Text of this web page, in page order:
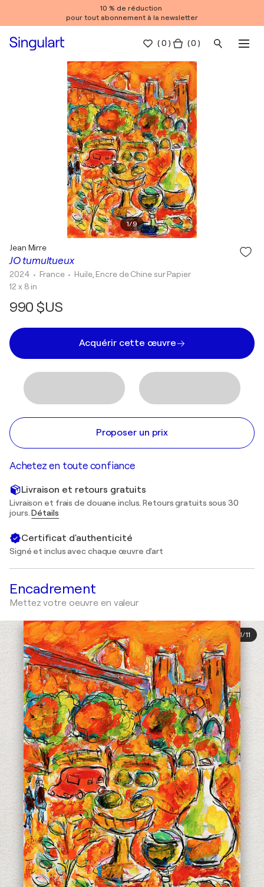
10 % de réduction
pour tout abonnement à la newsletter
(0 ) ( 0 )
1/9
JO tumultueux
Jean Mirre
2024 • France • Huile, Encre de Chine sur Papier
12 x 8 in
990 $US
Acquérir cette œuvre
Proposer un prix
Achetez en toute confiance
Livraison et retours gratuits
Livraison et frais de douane inclus. Retours gratuits sous 30
jours.Détails
Certificat d'authenticité
Signé et inclus avec chaque œuvre d'art
Encadrement
Mettez votre oeuvre en valeur
1/11